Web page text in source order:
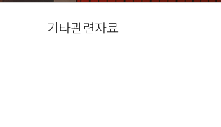
기타관련자료